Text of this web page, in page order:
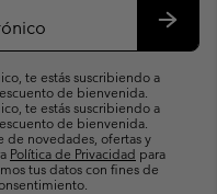
te estás suscribiendo a
de bienvenida.
te estás suscribiendo a
de bienvenida.
de novedades, ofertas y
Política de Privacidad para
tus datos con fines de